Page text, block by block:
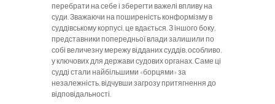
перебрати на себе і зберегти важелі впливу на
суди. Зважаючи на поширеність конформізму в
суддівському корпусі, це вдається. З іншого боку,
представники попередньої влади залишили по
собі величезну мережу відданих суддів, особливо,
у ключових для держави судових органах. Саме ці
судді стали найбільшими «борцями» за
незалежність, відчувши загрозу притягнення до
відповідальності.